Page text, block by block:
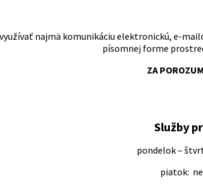
najmä komunikáciu elektronickú, e-
písomnej forme
ZA
Služby
pondelok –
piatok: